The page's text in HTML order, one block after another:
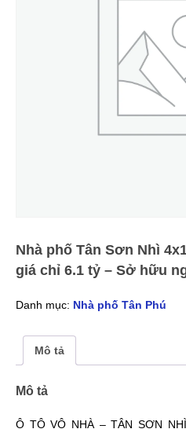
Nhà phố Tân Sơn Nhì
giá chỉ 6.1 tỷ – Sở hữu
Danh mục: Nhà phố Tân Phú
Mô tả
Mô tả
Ô TÔ VÔ NHÀ – TÂN SƠN